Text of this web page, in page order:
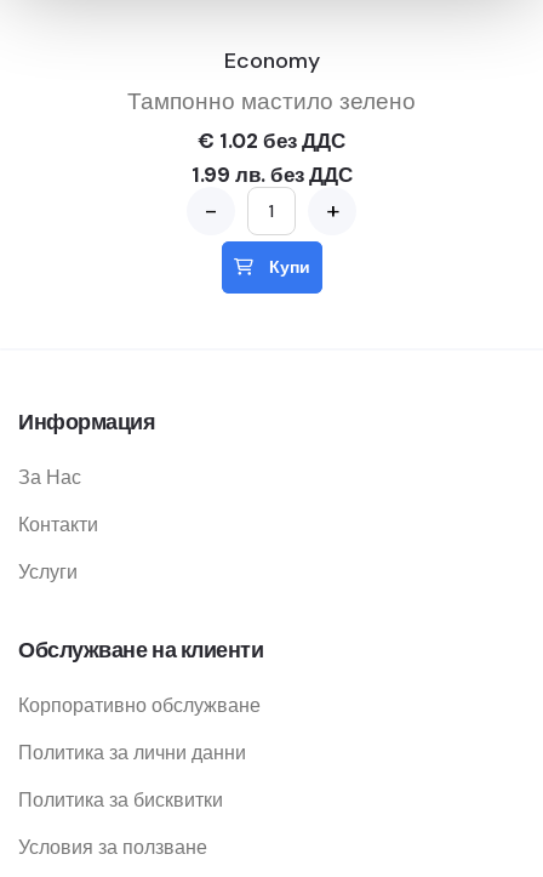
Economy
Тампонно мастило зелено
€ 1.02 без ДДС
1.99 лв. без ДДС
- +
Купи
Информация
За Нас
Контакти
Услуги
Обслужване на клиенти
Корпоративно обслужване
Политика за лични данни
Политика за бисквитки
Условия за ползване